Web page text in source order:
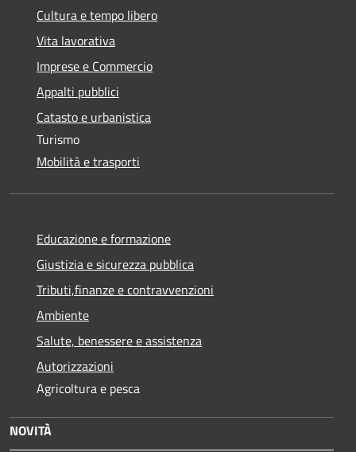
Cultura e tempo libero
Vita lavorativa
Imprese e Commercio
Appalti pubblici
Catasto e urbanistica
Turismo
Mobilità e trasporti
Educazione e formazione
Giustizia e sicurezza pubblica
Tributi,finanze e contravvenzioni
Ambiente
Salute, benessere e assistenza
Autorizzazioni
Agricoltura e pesca
NOVITÀ